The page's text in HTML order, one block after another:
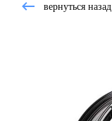
вернуться назад